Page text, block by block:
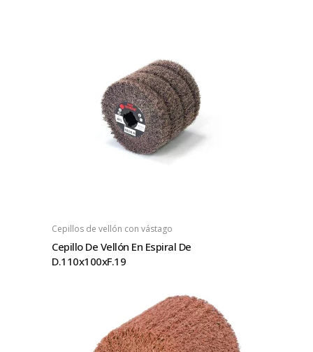
Cepillos de vellón con vástago
Cepillo De Vellón En Espiral De
D.110x100xF.19